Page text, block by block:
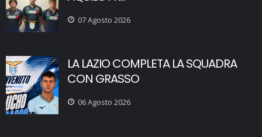
07 Agosto 2026
LA LAZIO COMPLETA LA SQUADRA
CON GRASSO
06 Agosto 2026